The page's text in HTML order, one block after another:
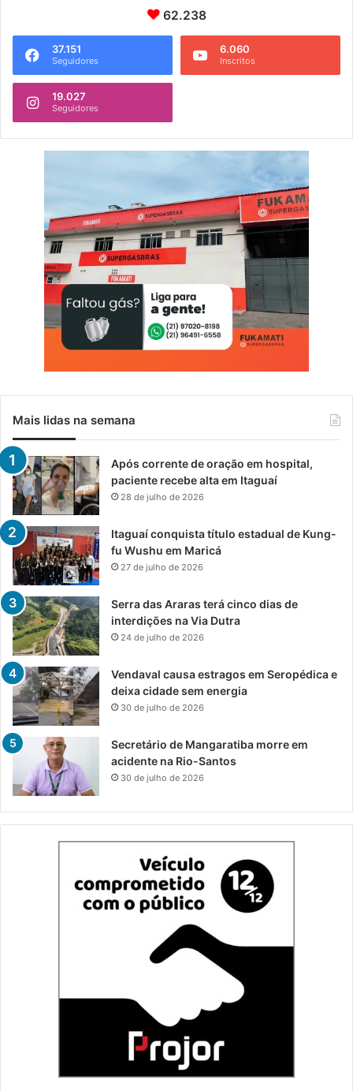
62.238
37.151
Seguidores
6.060
Inscritos
19.027
Seguidores
Mais lidas na semana
Após corrente de oração em hospital,
paciente recebe alta em Itaguaí
28 de julho de 2026
Itaguaí conquista título estadual de Kung-
fu Wushu em Maricá
27 de julho de 2026
Serra das Araras terá cinco dias de
interdições na Via Dutra
24 de julho de 2026
Vendaval causa estragos em Seropédica e
deixa cidade sem energia
30 de julho de 2026
Secretário de Mangaratiba morre em
acidente na Rio-Santos
30 de julho de 2026